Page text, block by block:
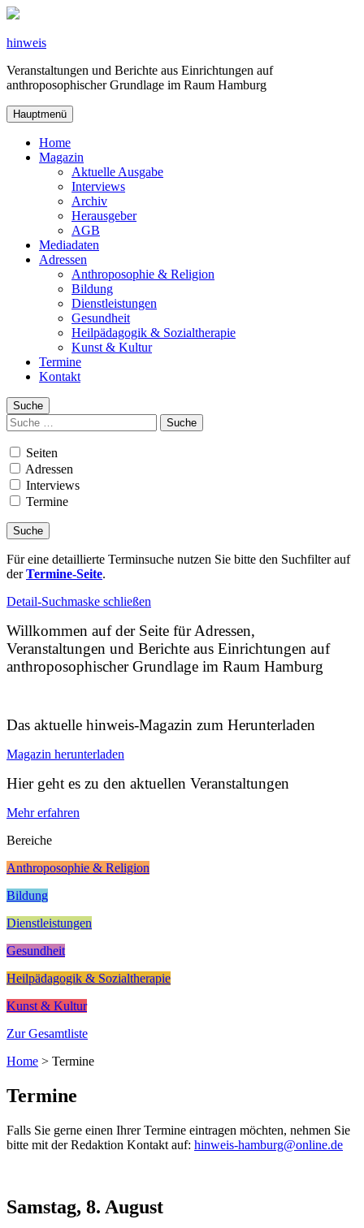
Zum
springen
hinweis
Veranstaltungen und Berichte aus Einrichtungen auf
anthroposophischer Grundlage im Raum Hamburg
Hauptmenü
Home
Magazin
Aktuelle Ausgabe
Interviews
Archiv
Herausgeber
AGB
Mediadaten
Adressen
Anthroposophie & Religion
Bildung
Dienstleistungen
Gesundheit
Heilpädagogik & Sozialtherapie
Kunst & Kultur
Termine
Kontakt
Suche
Suchen
nach:
Seiten
Adressen
Interviews
Termine
Für eine detaillierte Terminsuche nutzen Sie bitte den Suchfilter auf
derTermine-Seite.
Detail-Suchmaske schließen
Willkommen auf der Seite für Adressen,
Veranstaltungen und Berichte aus Einrichtungen auf
anthroposophischer Grundlage im Raum Hamburg
Das aktuelle hinweis-Magazin zum Herunterladen
Magazin herunterladen
Hier geht es zu den aktuellen Veranstaltungen
Mehr erfahren
Bereiche
Anthroposophie & Religion
Bildung
Dienstleistungen
Gesundheit
Heilpädagogik & Sozialtherapie
Kunst & Kultur
Zur Gesamtliste
Home > Termine
Termine
Falls Sie gerne einen Ihrer Termine eintragen möchten, nehmen Sie
bitte mit der Redaktion Kontakt auf: hinweis-hamburg@online.de
Samstag, 8. August